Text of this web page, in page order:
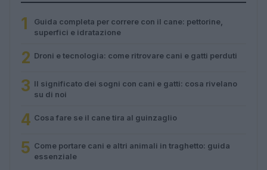
1
Guida completa per correre con il cane: pettorine,
superfici e idratazione
2 Droni e tecnologia: come ritrovare cani e gatti perduti
3 Il significato dei sogni con cani e gatti: cosa rivelano
su di noi
4 Cosa fare se il cane tira al guinzaglio
5 Come portare cani e altri animali in traghetto: guida
essenziale